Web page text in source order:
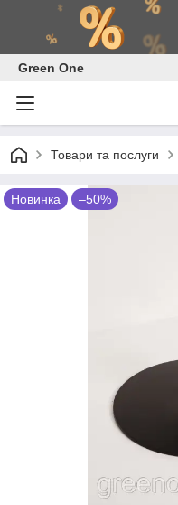
Green One
Товари та послуги
Новинка –50%